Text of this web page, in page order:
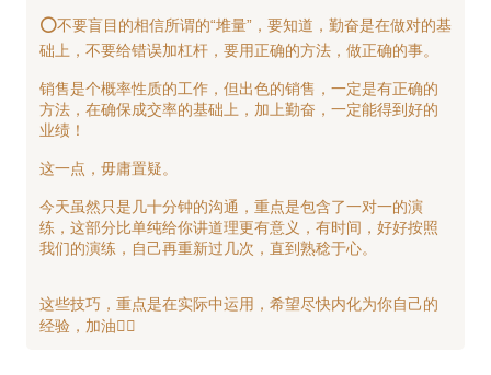
咨询费全免，无需有任何顾虑
经验很贵，
没有经验更贵。
行家指路，少走弯路。
你的难题，也许我早有办法
⭕不要盲目的相信所谓的“堆量”，要知道，勤奋是在做对的基
础上，不要给错误加杠杆，要用正确的方法，做正确的事。
销售是个概率性质的工作，但出色的销售，一定是有正确的
方法，在确保成交率的基础上，加上勤奋，一定能得到好的
业绩！
这一点，毋庸置疑。
今天虽然只是几十分钟的沟通，重点是包含了一对一的演
练，这部分比单纯给你讲道理更有意义，有时间，好好按照
我们的演练，自己再重新过几次，直到熟稔于心。
这些技巧，重点是在实际中运用，希望尽快内化为你自己的